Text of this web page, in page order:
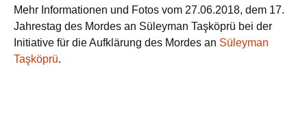
Mehr Informationen und Fotos vom 27.06.2018, dem 17.
Jahrestag des Mordes an Süleyman Taşköprü bei der
Initiative für die Aufklärung des Mordes an Süleyman
Taşköprü.